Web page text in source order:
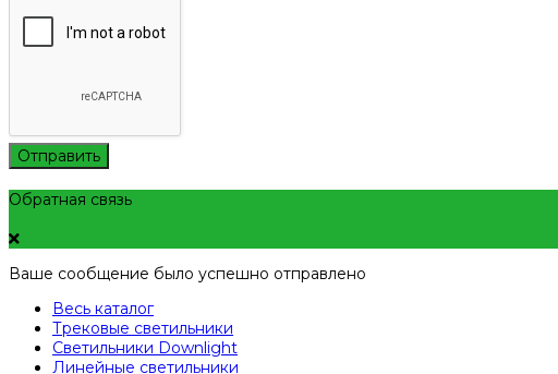
Отправить
Обратная связь
Ваше сообщение было успешно отправлено
Весь каталог
Трековые светильники
Светильники Downlight
Линейные светильники